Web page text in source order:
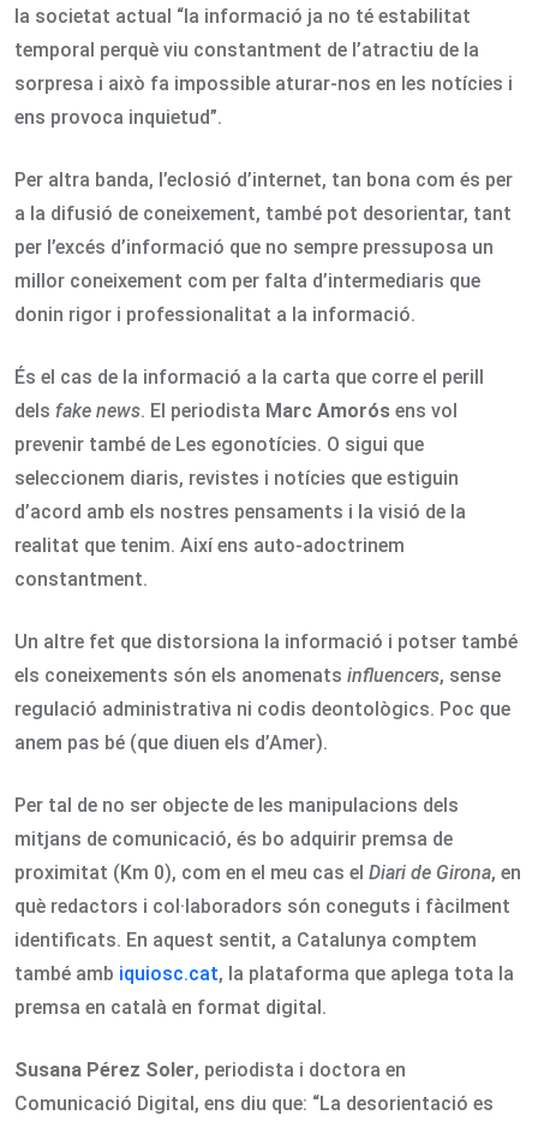
la societat actual “la informació ja no té estabilitat
temporal perquè viu constantment de l’atractiu de la
sorpresa i això fa impossible aturar-nos en les notícies i
ens provoca inquietud”.
Per altra banda, l’eclosió d’internet, tan bona com és per
a la difusió de coneixement, també pot desorientar, tant
per l’excés d’informació que no sempre pressuposa un
millor coneixement com per falta d’intermediaris que
donin rigor i professionalitat a la informació.
És el cas de la informació a la carta que corre el perill
dels fake news. El periodista Marc Amorós ens vol
prevenir també de Les egonotícies. O sigui que
seleccionem diaris, revistes i notícies que estiguin
d’acord amb els nostres pensaments i la visió de la
realitat que tenim. Així ens auto-adoctrinem
constantment.
Un altre fet que distorsiona la informació i potser també
els coneixements són els anomenats influencers, sense
regulació administrativa ni codis deontològics. Poc que
anem pas bé (que diuen els d’Amer).
Per tal de no ser objecte de les manipulacions dels
mitjans de comunicació, és bo adquirir premsa de
proximitat (Km 0), com en el meu cas el Diari de Girona, en
què redactors i col·laboradors són coneguts i fàcilment
identificats. En aquest sentit, a Catalunya comptem
també amb iquiosc.cat, la plataforma que aplega tota la
premsa en català en format digital.
Susana Pérez Soler, periodista i doctora en
Comunicació Digital, ens diu que: “La desorientació es